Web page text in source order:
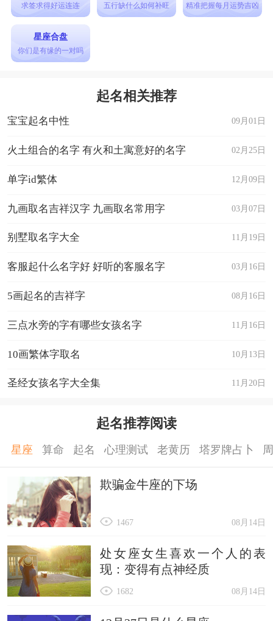
行属水,康熙笔画9笔,上下结构。美字用作人名意指
明眸皓齿、秀外慧中。名字出自高适的诗句《乡山
西北愁，竹箭东南美》
拼音：zhīxiǎo，音调为：阴平 上声 响亮顺口音律
优美，名字五行组合火木。名字姓名学笔画数组
合：8+13=21。知字拼音为zhī,知字五行属火,康熙
独到的见解、机智、交好 ;筱字拼音为xiǎo,筱字五
行属木,康熙笔画13笔,上下结构。筱字用作人名意
【白艾歆】
拼音：àixīn，音调为：去声 阴平 与从不同又顺
金。名字姓名学笔画数组合：8+13=21。艾字拼音
为ài,艾字五行属木,康熙笔画8笔,上下结构。艾字用
金,康熙笔画13笔,左右结构。歆字大概意思指：一
般指喜爱，羡慕，欣喜;喜爱、羡慕、欢欣、歆
美。名字出自明皇帝的诗句《宣风问耆艾，敦俗劝
耕桑》
以上就是姓白女孩有寓意的名字大全，姓白的名字
求签求得好运连连 五行缺什么如何补旺 精准把握每月运势吉凶
星座合盘
你们是有缘的一对吗
起名相关推荐
09月01日
宝宝起名中性
02月25日
火土组合的名字 有火和土寓意好的名字
12月09日
单字id繁体
03月07日
九画取名吉祥汉字 九画取名常用字
11月19日
别墅取名字大全
03月16日
客服起什么名字好 好听的客服名字
08月16日
5画起名的吉祥字
11月16日
三点水旁的字有哪些女孩名字
10月13日
10画繁体字取名
11月20日
圣经女孩名字大全集
起名推荐阅读
星座 算命 起名 心理测试 老黄历 塔罗牌占卜
欺骗金牛座的下场
08月14日
1467
处女座女生喜欢一个人的表
现：变得有点神经质
08月14日
1682